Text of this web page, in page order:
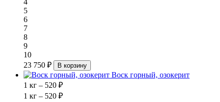
4
5
6
7
8
9
10
23 750 ₽
В корзину
Воск горный, озокерит
1 кг – 520 ₽
1 кг – 520 ₽